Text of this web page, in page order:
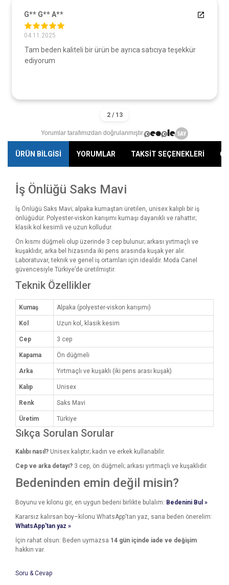
G** G** A**
04.11.2025
Tam beden kaliteli bir ürün be ayrıca satıcıya teşekkür
ediyorum
Yorumlar tarafımızdan doğrulanmıştır.
ÜRÜN BİLGİSİ YORUMLAR TAKSİT SEÇENEKLERİ
İş Önlüğü Saks Mavi
İş Önlüğü Saks Mavi; alpaka kumaştan üretilen, unisex kalıplı bir iş
önlüğüdür. Polyester-viskon karışımı kumaşı dayanıklı ve rahattır;
klasik kol kesimli ve uzun kolludur.
Ön kısmı düğmeli olup üzerinde 3 cep bulunur; arkası yırtmaçlı ve
kuşaklıdır, arka bel hizasında iki pens arasında kuşak yer alır.
Laboratuvar, teknik ve genel iş ortamları için idealdir. Moda Canel
güvencesiyle Türkiye’de üretilmiştir.
Teknik Özellikler
Kumaş Alpaka (polyester-viskon karışımı)
Kol Uzun kol, klasik kesim
Cep 3 cep
Kapama Ön düğmeli
Arka Yırtmaçlı ve kuşaklı (iki pens arası kuşak)
Kalıp Unisex
Renk Saks Mavi
Üretim Türkiye
Sıkça Sorulan Sorular
Kalıbı nasıl? Unisex kalıptır; kadın ve erkek kullanabilir.
Cep ve arka detayı? 3 cep, ön düğmeli; arkası yırtmaçlı ve kuşaklıdır.
Bedeninden emin değil misin?
Boyunu ve kilonu gir, en uygun bedeni birlikte bulalım: Bedenini Bul »
Kararsız kalırsan boy–kilonu WhatsApp'tan yaz, sana beden önerelim:
WhatsApp'tan yaz »
İçin rahat olsun: Beden uymazsa 14 gün içinde iade ve değişim
hakkın var.
Soru & Cevap